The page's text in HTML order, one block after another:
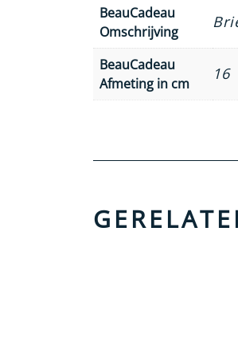
BeauCadeau
Omschrijving
BeauCadeau
Afmeting in cm
16